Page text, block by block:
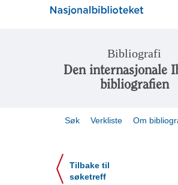
Bibliografi
Den internasjonale
bibliografien
Søk Verkliste Om
Tilbake til
søketreff